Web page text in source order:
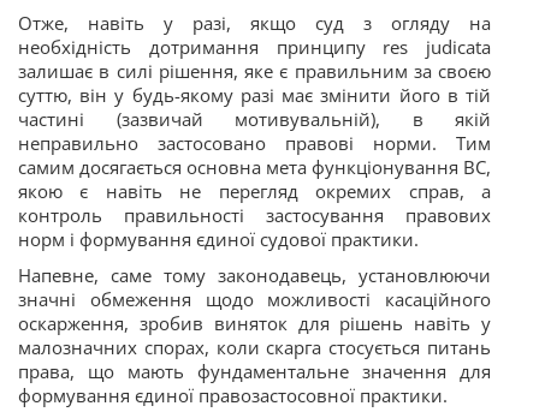
Отже, навіть у разі, якщо суд з огляду на
необхідність дотримання принципу res judicata
залишає в силі рішення, яке є правильним за своєю
суттю, він у будь-якому разі має змінити його в тій
частині (зазвичай мотивувальній), в якій
неправильно застосовано правові норми. Тим
самим досягається основна мета функціонування ВС,
якою є навіть не перегляд окремих справ, а
контроль правильності застосування правових
норм і формування єдиної судової практики.
Напевне, саме тому законодавець, установлюючи
значні обмеження щодо можливості касаційного
оскарження, зробив виняток для рішень навіть у
малозначних спорах, коли скарга стосується питань
права, що мають фундаментальне значення для
формування єдиної правозастосовної практики.